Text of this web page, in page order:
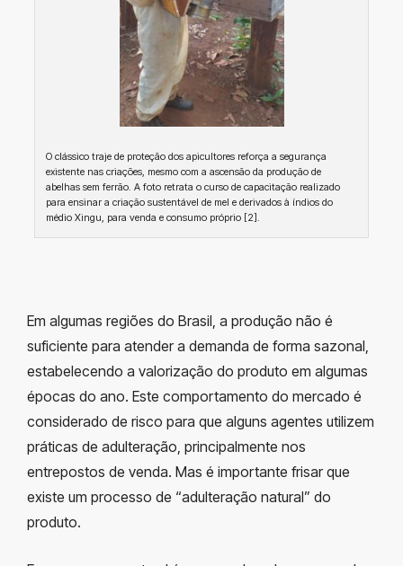
O clássico traje de proteção dos apicultores reforça a segurança
existente nas criações, mesmo com a ascensão da produção de
abelhas sem ferrão. A foto retrata o curso de capacitação realizado
para ensinar a criação sustentável de mel e derivados à índios do
médio Xingu, para venda e consumo próprio [2].
Em algumas regiões do Brasil, a produção não é
suficiente para atender a demanda de forma sazonal,
estabelecendo a valorização do produto em algumas
épocas do ano. Este comportamento do mercado é
considerado de risco para que alguns agentes utilizem
práticas de adulteração, principalmente nos
entrepostos de venda. Mas é importante frisar que
existe um processo de “adulteração natural” do
produto.